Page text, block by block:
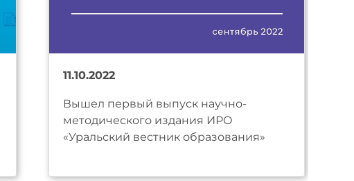
11.10.2022
Вышел первый выпуск научно-
методического издания ИРО
«Уральский вестник образования»